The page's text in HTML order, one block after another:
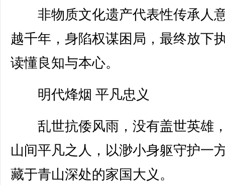
非物质文化遗产代表性传承人
越千年，身陷权谋困局，最终放下
读懂良知与本心。
明代烽烟 平凡忠义
乱世抗倭风雨，没有盖世英雄
山间平凡之人，以渺小身躯守护一
藏于青山深处的家国大义。